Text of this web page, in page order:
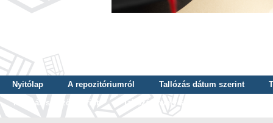
Nyitólap A repozitóriumról Tallózás dátum szerint
Tallózás szerző szerint
Tallózás nyelv szerint